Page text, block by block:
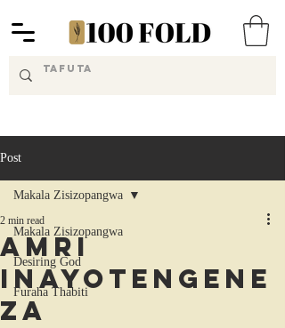
Post
Makala Zisizopangwa
Desiring God
Furaha Thabiti
Makala Zisizopangwa
Amri
Inayotengene
za
2 min read